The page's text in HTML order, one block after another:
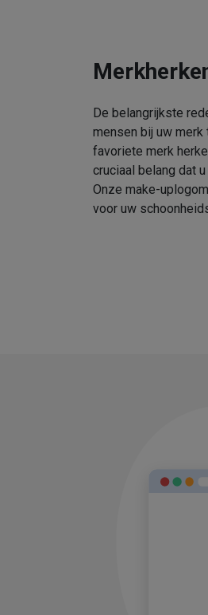
De belangrijkste
mensen bij uw
favoriete merk
cruciaal belang dat
Onze make-
voor uw